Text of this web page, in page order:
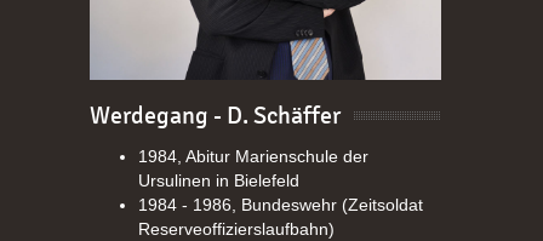
Werdegang - D. Schäffer
1984, Abitur Marienschule der
Ursulinen in Bielefeld
1984 - 1986, Bundeswehr (Zeitsoldat
Reserveoffizierslaufbahn)